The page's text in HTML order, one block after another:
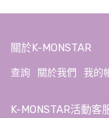
關於K-MONSTAR
查詢 關於我們 我的
K-MONSTAR活動客